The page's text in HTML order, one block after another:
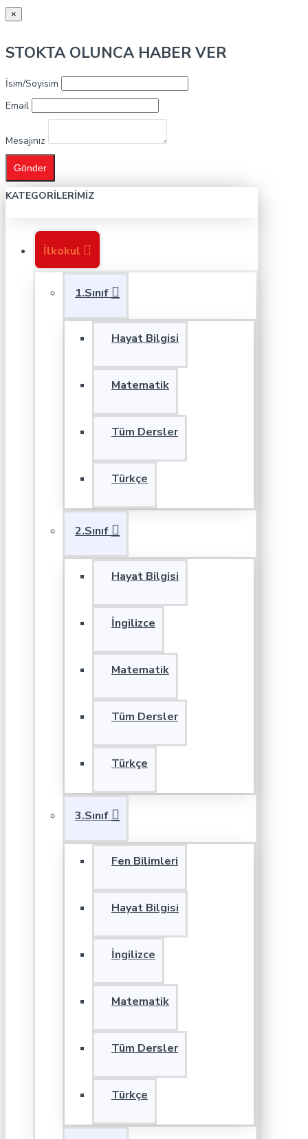
×
STOKTA OLUNCA HABER VER
İsim/Soyisim
Email
Mesajınız
Gönder
KATEGORILERIMIZ
İlkokul
1.Sınıf
Hayat Bilgisi
Matematik
Tüm Dersler
Türkçe
2.Sınıf
Hayat Bilgisi
İngilizce
Matematik
Tüm Dersler
Türkçe
3.Sınıf
Fen Bilimleri
Hayat Bilgisi
İngilizce
Matematik
Tüm Dersler
Türkçe